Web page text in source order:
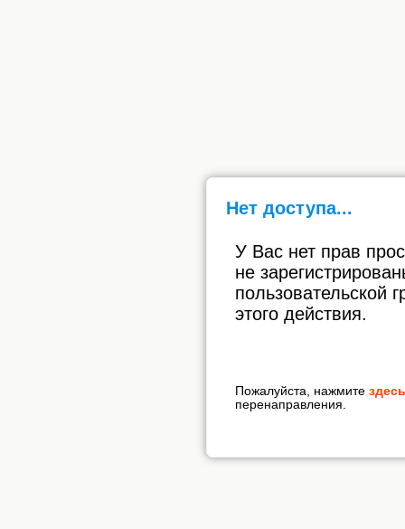
Нет доступа...
У Вас нет прав
не
пользовательской
этого действия.
Пожалуйста, нажмите здесь
перенаправления.